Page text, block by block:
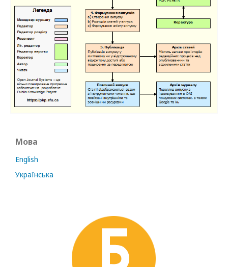
Мова
English
Українська